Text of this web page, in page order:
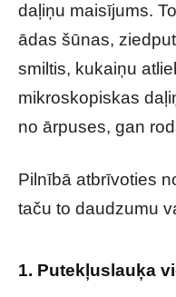
daļiņu maisījums.
ādas šūnas,
smiltis, kukaiņu
mikroskopiskas
no ārpuses, gan
Pilnībā atbrīvoties
taču to daudzumu
1. Putekļuslauķa